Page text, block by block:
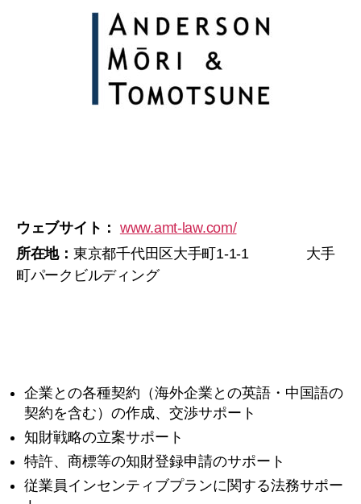
ウェブサイト： www.amt-law.com/
所在地： 東京都千代田区大手町1-1-1 大手
町パークビルディング
企業との各種契約（海外企業との英語・中国語の
契約を含む）の作成、交渉サポート
知財戦略の立案サポート
特許、商標等の知財登録申請のサポート
従業員インセンティブプランに関する法務サポー